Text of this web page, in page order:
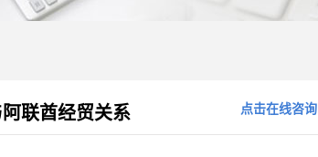
联酋经贸关系 点击在线咨询